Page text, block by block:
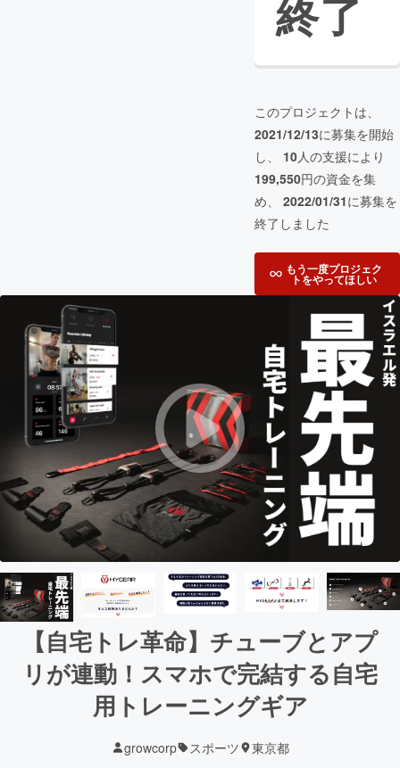
終了
このプロジェクトは、
2021/12/13に募集を開始
し、 10人の支援により
199,550円の資金を集
め、 2022/01/31に募集を
終了しました
もう一度プロジェク
トをやってほしい
【自宅トレ革命】チューブとアプ
リが連動！スマホで完結する自宅
用トレーニングギア
growcorp スポーツ 東京都